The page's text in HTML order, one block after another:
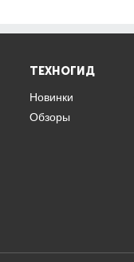
ТЕХНОГИД
Новинки
Обзоры